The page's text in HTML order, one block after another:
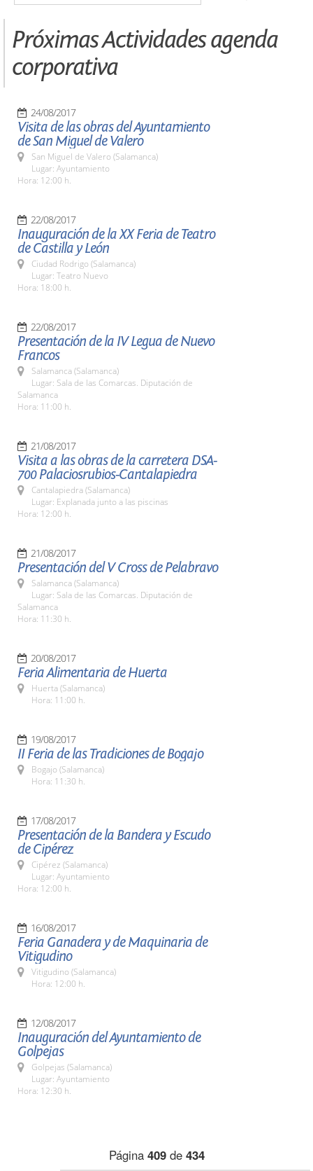
Próximas Actividades agenda
corporativa
24/08/2017
Visita de las obras del Ayuntamiento
de San Miguel de Valero
San Miguel de Valero (Salamanca)
Lugar: Ayuntamiento
Hora: 12:00 h.
22/08/2017
Inauguración de la XX Feria de Teatro
de Castilla y León
Ciudad Rodrigo (Salamanca)
Lugar: Teatro Nuevo
Hora: 18:00 h.
22/08/2017
Presentación de la IV Legua de Nuevo
Francos
Salamanca (Salamanca)
Lugar: Sala de las Comarcas. Diputación de
Salamanca
Hora: 11:00 h.
21/08/2017
Visita a las obras de la carretera DSA-
700 Palaciosrubios-Cantalapiedra
Cantalapiedra (Salamanca)
Lugar: Explanada junto a las piscinas
Hora: 12:00 h.
21/08/2017
Presentación del V Cross de Pelabravo
Salamanca (Salamanca)
Lugar: Sala de las Comarcas. Diputación de
Salamanca
Hora: 11:30 h.
20/08/2017
Feria Alimentaria de Huerta
Huerta (Salamanca)
Hora: 11:00 h.
19/08/2017
II Feria de las Tradiciones de Bogajo
Bogajo (Salamanca)
Hora: 11:30 h.
17/08/2017
Presentación de la Bandera y Escudo
de Cipérez
Cipérez (Salamanca)
Lugar: Ayuntamiento
Hora: 12:00 h.
16/08/2017
Feria Ganadera y de Maquinaria de
Vitigudino
Vitigudino (Salamanca)
Hora: 12:00 h.
12/08/2017
Inauguración del Ayuntamiento de
Golpejas
Golpejas (Salamanca)
Lugar: Ayuntamiento
Hora: 12:30 h.
Página 409de 434